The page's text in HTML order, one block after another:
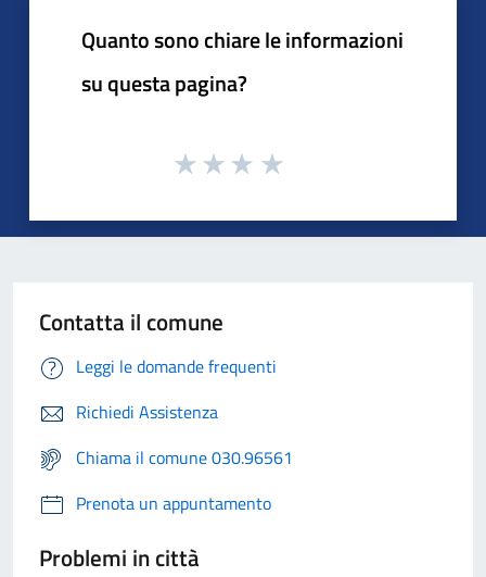
Quanto sono chiare le informazioni
su questa pagina?
Contatta il comune
Leggi le domande frequenti
Richiedi Assistenza
Chiama il comune 030.96561
Prenota un appuntamento
Problemi in città